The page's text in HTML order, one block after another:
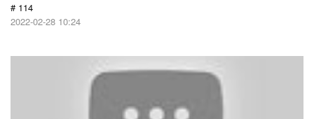
# 114
2022-02-28 10:24